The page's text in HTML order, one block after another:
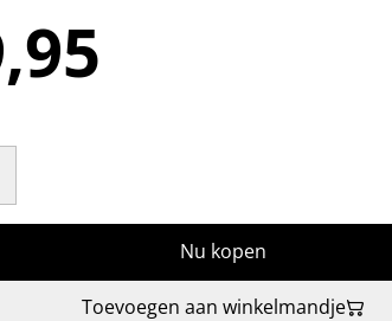
Nu kopen
Toevoegen aan winkelmandje